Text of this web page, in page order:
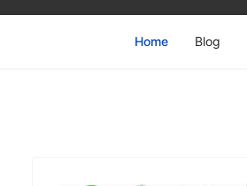
Home Blog